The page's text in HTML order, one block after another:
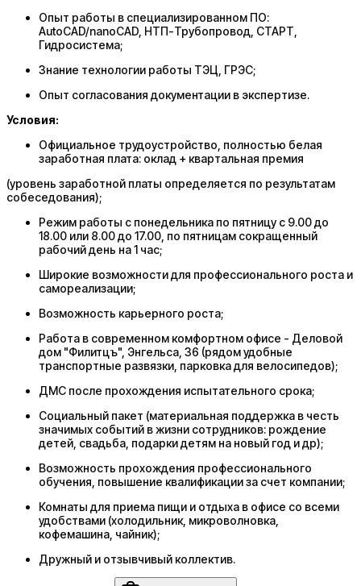
Опыт работы в специализированном ПО:
AutoCAD/nanoCAD, НТП-Трубопровод, СТАРТ,
Гидросистема;
Знание технологии работы ТЭЦ, ГРЭС;
Опыт согласования документации в экспертизе.
Условия:
Официальное трудоустройство, полностью белая
заработная плата: оклад + квартальная премия
(уровень заработной платы определяется по результатам
собеседования);
Режим работы с понедельника по пятницу с 9.00 до
18.00 или 8.00 до 17.00, по пятницам сокращенный
рабочий день на 1 час;
Широкие возможности для профессионального роста и
самореализации;
Возможность карьерного роста;
Работа в современном комфортном офисе - Деловой
дом "Филитцъ", Энгельса, 36 (рядом удобные
транспортные развязки, парковка для велосипедов);
ДМС после прохождения испытательного срока;
Социальный пакет (материальная поддержка в честь
значимых событий в жизни сотрудников: рождение
детей, свадьба, подарки детям на новый год и др);
Возможность прохождения профессионального
обучения, повышение квалификации за счет компании;
Комнаты для приема пищи и отдыха в офисе со всеми
удобствами (холодильник, микроволновка,
кофемашина, чайник);
Дружный и отзывчивый коллектив.